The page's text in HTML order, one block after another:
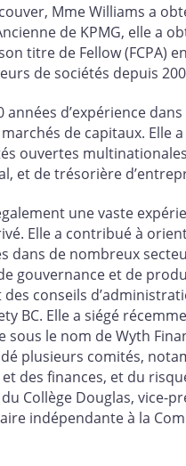
Mme Williams a
de KPMG, elle a
titre de Fellow (FCPA)
de sociétés depuis
d’expérience
de capitaux. Elle
ouvertes
et de trésorière
une vaste
Elle a contribué à
dans de nombreux
gouvernance et de
conseils
BC. Elle a siégé
sous le nom de Wyth
plusieurs comités,
des finances, et du
Collège Douglas, vice-
indépendante à la